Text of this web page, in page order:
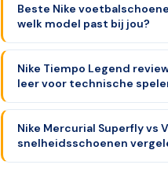
Beste Nike
welk model past bij jou?
Nike Tiempo Legend
leer voor technische
Nike Mercurial Superfly vs
snelheidsschoenen